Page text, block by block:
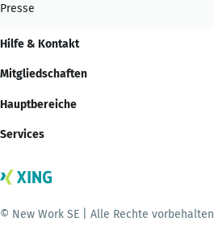
Presse
Hilfe & Kontakt
Mitgliedschaften
Hauptbereiche
Services
© New Work SE | Alle Rechte vorbehalten